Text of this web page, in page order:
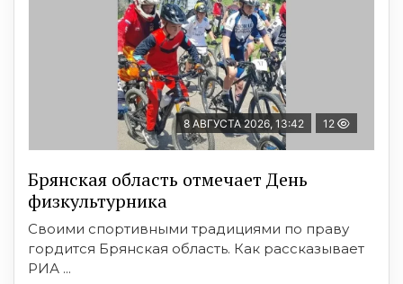
8 АВГУСТА 2026, 13:42 12
Брянская область отмечает День
физкультурника
Своими спортивными традициями по праву
гордится Брянская область. Как рассказывает
РИА ...